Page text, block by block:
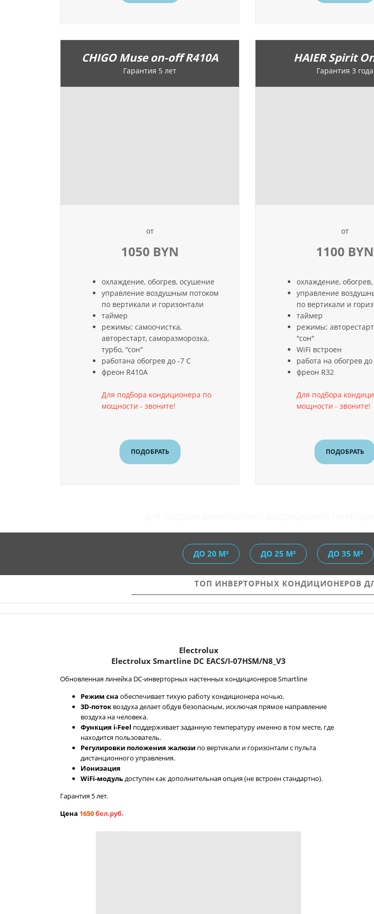
CHIGO Muse on-off R410A
Гарантия 5 лет
от
1050 BYN
охлаждение, обогрев, осушение
управление воздушным потоком
по вертикали и горизонтали
таймер
режимы: самоочистка,
авторестарт, саморазморозка,
турбо, "сон"
работана обогрев до -7 С
фреон R410A
Для подбора кондиционера по
мощности - звоните!
ПОДОБРАТЬ
HAIER Spirit
Гарантия 3 года
от
1100 BYN
охлаждение,
управление
по вертикали и
таймер
режимы:
"сон"
WiFi встроен
работа на обогрев
фреон R32
Для подбора
мощности - звоните!
ПОДОБРАТЬ
ДО 20 М² ДО 25 М² ДО 35 М²
ТОП ИНВЕРТОРНЫХ КОНДИЦИОНЕРОВ
Electrolux
Electrolux Smartline DC EACS/I-07HSM/N8_V3
Обновленная линейка DC-инверторных настенных кондиционеров Smartline
Режим сна обеспечивает тихую работу кондиционера ночью.
3D-поток воздуха делает обдув безопасным, исключая прямое направление
воздуха на человека.
Функция i-Feel поддерживает заданную температуру именно в том месте, где
находится пользователь.
Регулировки положения жалюзи по вертикали и горизонтали с пульта
дистанционного управления.
Ионизация
WiFi-модульдоступен как дополнительная опция (не встроен стандартно).
Гарантия 5 лет.
Цена 1650бел.руб.